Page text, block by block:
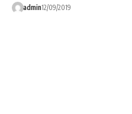
admin12/09/2019